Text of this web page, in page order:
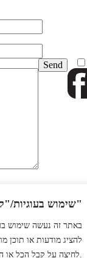
שימוש בעוגיות/"קוקיז"
באתר זה נעשה שימוש
להציג מודעות או
לחיצה על קבל הכל או המשך השימוש באתר מהווה הסכמה לכך.